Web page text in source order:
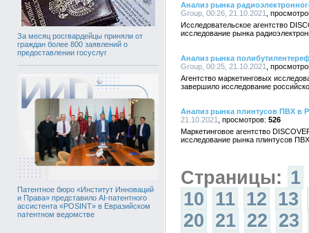
За месяц росгвардейцы приняли от
граждан более 800 заявлений о
предоставлении госуслуг
Патентное бюро «Институт Инноваций
и Права» представило AI-патентного
ассистента «POSINT» в Евразийском
патентном ведомстве
Анализ рынка
Group, 00:26, 21.10.2021
Исследовательское агентство
исследование рынка
Анализ рынка
Group, 00:25, 21.10.2021
Агентство маркетинговых
завершило исследование
Анализ рынка плинтусов ПВХ в
21.10.2021
526
Маркетинговое агентство
исследование рынка плинтусов
Страницы: 1
10 11 12 13
20 21 22 23